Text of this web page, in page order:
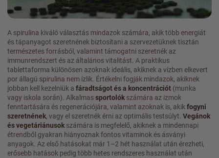
A spirulina kiváló választás mindazok számára, akik több energiát
és tápanyagot szeretnének biztosítani a szervezetüknek tisztán
természetes forrásból, valamint támogatni szeretnék az
immunrendszert és az általános vitalitást. A praktikus
tablettaforma különösen azoknak ideális, akiknek a vízben elkevert
por állagú spirulina nem ízlik. Értékelni fogják mindazok, akiknek
jobban kell kezelniük a fáradtságot és a koncentrációt (munka
vagy iskola során). Alkalmassportolók számára az izmok
fenntartására és regenerációjára, valamint azoknak is, akikfogyni
szeretnének, vagy el szeretnék érni az optimális testsúlyt. Vegánok
és vegetáriánusok számára is megfelelő, akiknek a mindennapi
étrendből gyakran hiányoznak fontos vitaminok és ásványi
anyagok. Az első hatásokat már 1–2 hét használat után érezheti,
erősebb hatások pedig több hetes rendszeres használat után